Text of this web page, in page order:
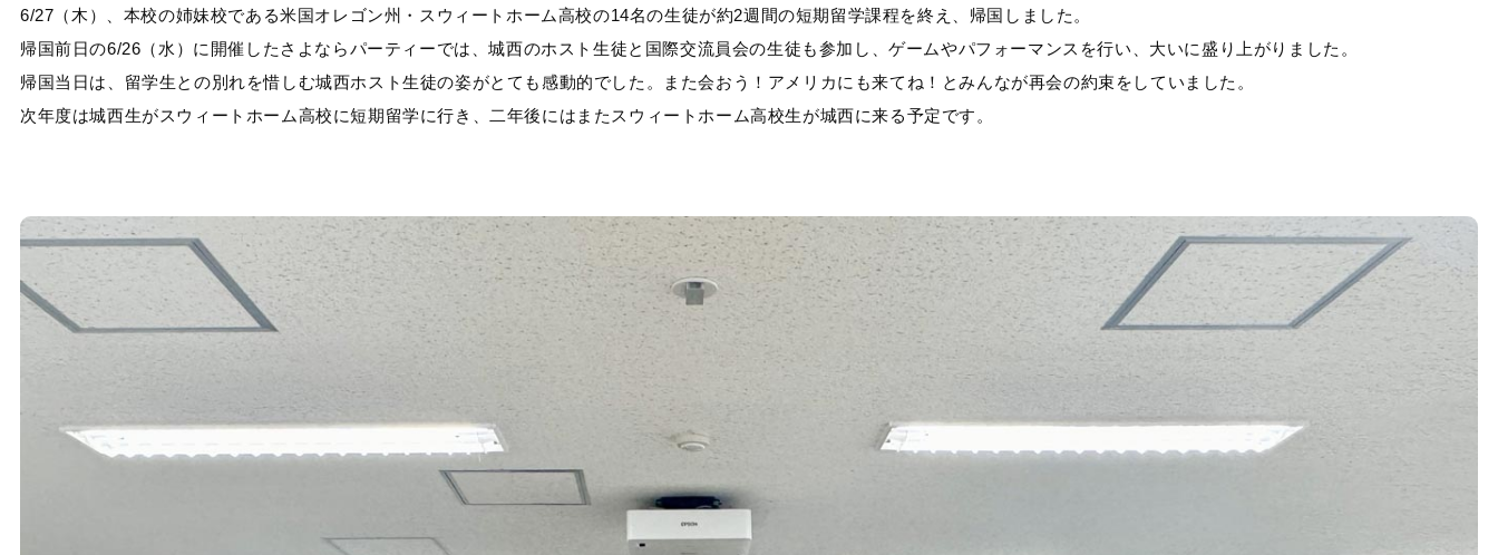
6/27（木）、本校の姉妹校である米国オレゴン州・スウィートホーム高校の14名の生徒が約2週間の短期留学課程を終え、帰国しました。
帰国前日の6/26（水）に開催したさよならパーティーでは、城西のホスト生徒と国際交流員会の生徒も参加し、ゲームやパフォーマンスを行い、大いに盛り上がりました。
帰国当日は、留学生との別れを惜しむ城西ホスト生徒の姿がとても感動的でした。また会おう！アメリカにも来てね！とみんなが再会の約束をしていました。
次年度は城西生がスウィートホーム高校に短期留学に行き、二年後にはまたスウィートホーム高校生が城西に来る予定です。